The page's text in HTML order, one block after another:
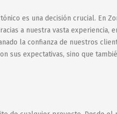
es una decisión crucial. En
a nuestra vasta experiencia,
la confianza de nuestros
sus expectativas, sino que